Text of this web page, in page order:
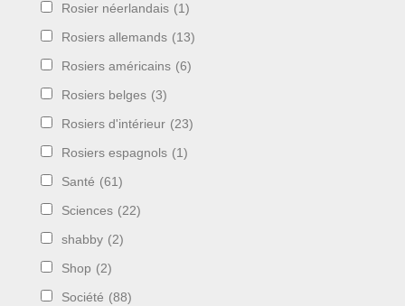
Rosier néerlandais (1)
Rosiers allemands (13)
Rosiers américains (6)
Rosiers belges (3)
Rosiers d'intérieur (23)
Rosiers espagnols (1)
Santé (61)
Sciences (22)
shabby (2)
Shop (2)
Société (88)